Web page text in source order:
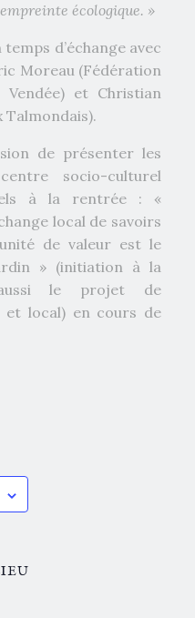
écologique. »
temps d’échange avec
Moreau (Fédération
et Christian
Talmondais).
de présenter les
socio-culturel
à la rentrée : «
local de savoirs
de valeur est le
» (initiation à la
aussi le projet de
et local) en cours de